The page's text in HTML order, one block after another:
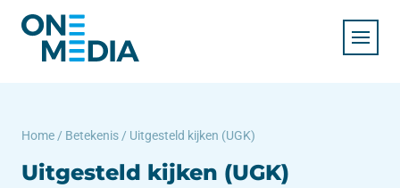
Home / Betekenis / Uitgesteld kijken (UGK)
Uitgesteld kijken (UGK)